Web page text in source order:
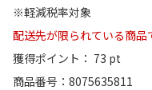
※軽減税率対象
配送先が限られている商品
獲得ポイント： 73 pt
商品番号
8075635811